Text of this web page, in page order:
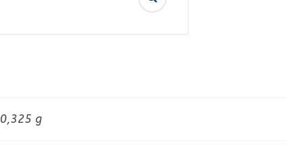
0,325 g